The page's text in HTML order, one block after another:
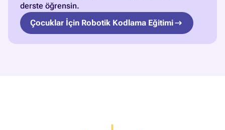
derste öğrensin.
Çocuklar İçin Robotik Kodlama Eğitimi